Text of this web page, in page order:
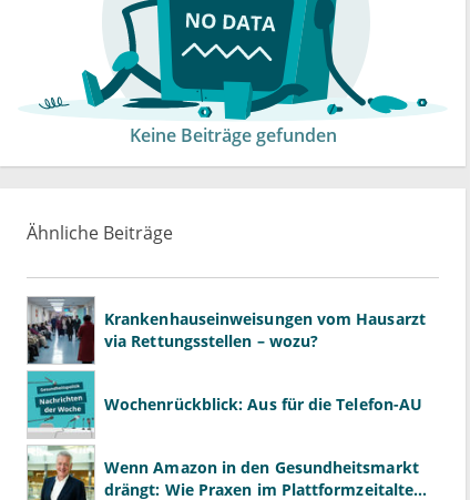
Keine Beiträge gefunden
Ähnliche Beiträge
Krankenhauseinweisungen vom Hausarzt
via Rettungsstellen – wozu?
Wochenrückblick: Aus für die Telefon-AU
Wenn Amazon in den Gesundheitsmarkt
drängt: Wie Praxen im Plattformzeitalter